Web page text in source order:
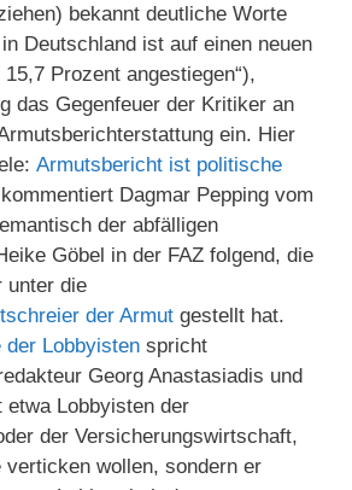
bekannt deutliche Worte
Deutschland ist auf einen neuen
Prozent angestiegen“),
das Gegenfeuer der Kritiker an
ein. Hier
Armutsbericht ist politische
Dagmar Pepping vom
der abfälligen
Göbel in der FAZ folgend, die
unter die
der Armut gestellt hat.
der Lobbyisten spricht
Georg Anastasiadis und
etwa Lobbyisten der
der Versicherungswirtschaft,
verticken wollen, sondern er